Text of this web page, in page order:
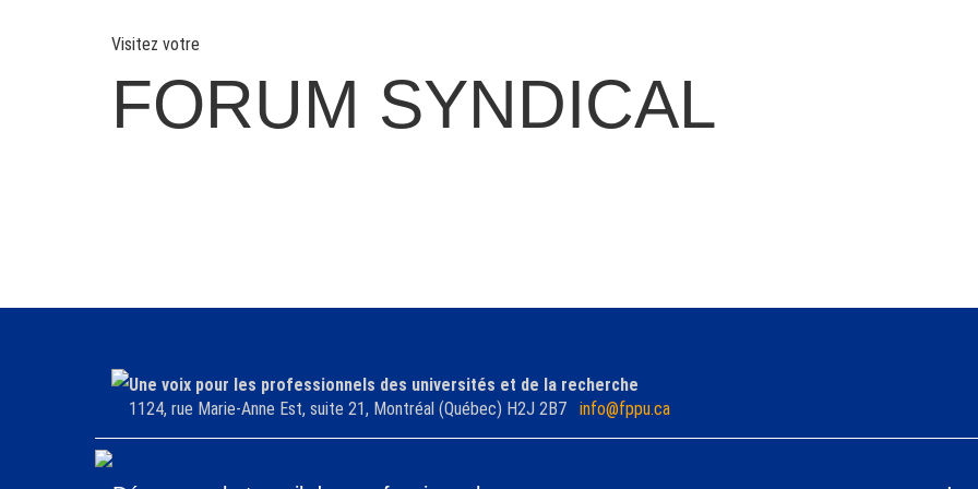
Visitez votre
FORUM SYNDICAL
Une voix pour les professionnels des universités et de la recherche
1124, rue Marie-Anne Est, suite 21, Montréal (Québec) H2J 2B7 info@fppu.ca